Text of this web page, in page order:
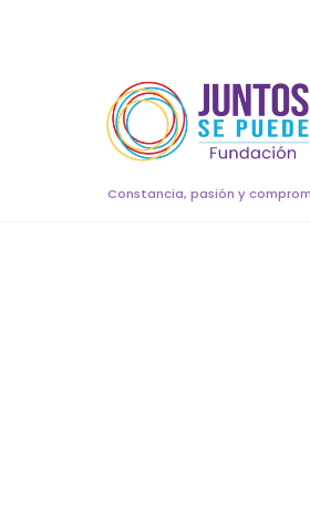
Constancia, pasión y